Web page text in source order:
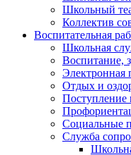
Школьный
Коллектив
Воспитательная
Школьная
Воспитание,
Электронная
Отдых и
Поступление
Социальные
Служба